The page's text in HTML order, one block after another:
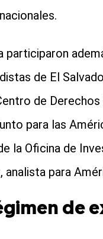
participaron
de El
de
para las
la Oficina de
analista para
de